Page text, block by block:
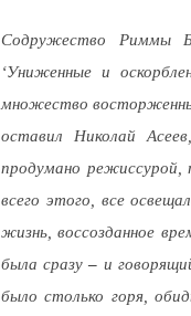
Содружество Риммы
‘Униженные и
множество
оставил Николай
продумано
всего этого, все
жизнь, воссозданное
была сразу– и
было столько горя,